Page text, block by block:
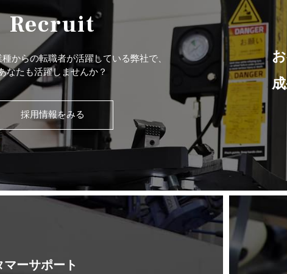
Recruit
からの転職者が活躍している弊社で、
なたも活躍しませんか？
採用情報をみる
マーサポート